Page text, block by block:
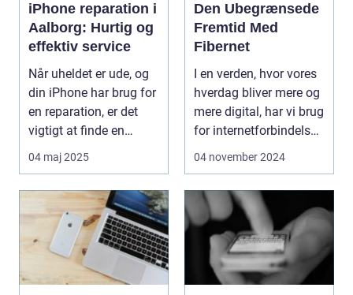
iPhone reparation i
Aalborg: Hurtig og
effektiv service
Når uheldet er ude, og
din iPhone har brug for
en reparation, er det
vigtigt at finde en
p&ari...
04 maj 2025
Den Ubegrænsede
Fremtid Med
Fibernet
I en verden, hvor vores
hverdag bliver mere og
mere digital, har vi brug
for internetforbindelser,
d...
04 november 2024